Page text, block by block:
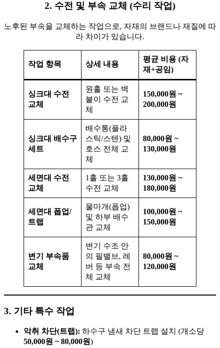
2. 수전 및 부속 교체 (수리 작업)
노후된 부속을 교체하는 작업으로, 자재의 브랜드나 재질에 따
라 차이가 있습니다.
작업 항목 상세 내용
평균 비용 (자
재+공임)
싱크대 수전
교체
원홀 또는 벽
붙이 수전 교
체
150,000원 ~
200,000원
싱크대 배수구
세트
배수통(플라
스틱/스텐) 및
호스 전체 교
체
80,000원 ~
130,000원
세면대 수전
교체
1홀 또는 3홀
수전 교체
130,000원 ~
180,000원
세면대 폽업/
트랩
물마개(폽업)
및 하부 배수
관 교체
100,000원 ~
150,000원
변기 부속품
교체
변기 수조 안
의 필밸브, 레
버 등 부속 전
체 교체
80,000원 ~
120,000원
3. 기타 특수 작업
악취 차단(트랩): 하수구 냄새 차단 트랩 설치 (개소당
50,000원 ~ 80,000원)